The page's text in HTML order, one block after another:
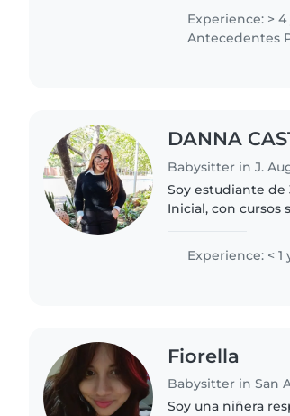
manualidades y
Experience: > 4
Antecedentes
DANNA
Babysitter in J.
Soy estudiante de
Inicial, con cursos
Experience: < 1
Fiorella
Babysitter in San
Soy una niñera